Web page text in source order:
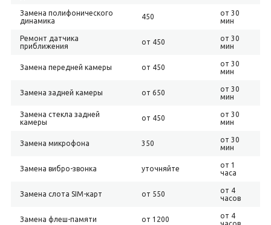
Замена полифонического
динамика
450
от 30
мин
Ремонт датчика
приближения
от 450
от 30
мин
Замена передней камеры от 450
от 30
мин
Замена задней камеры от 650
от 30
мин
Замена стекла задней
камеры
от 450
от 30
мин
Замена микрофона 350
от 30
мин
Замена вибро-звонка уточняйте
от 1
часа
Замена слота SIM-карт от 550
от 4
часов
Замена флеш-памяти от 1200
от 4